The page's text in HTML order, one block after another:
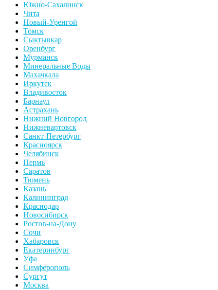
Южно-Сахалинск
Чита
Новый-Уренгой
Томск
Сыктывкар
Оренбург
Мурманск
Минеральные Воды
Махачкала
Иркутск
Владивосток
Барнаул
Астрахань
Нижний Новгород
Нижневартовск
Санкт-Петербург
Красноярск
Челябинск
Пермь
Саратов
Тюмень
Казань
Калининград
Краснодар
Новосибирск
Ростов-на-Дону
Сочи
Хабаровск
Екатеринбург
Уфа
Симферополь
Сургут
Москва